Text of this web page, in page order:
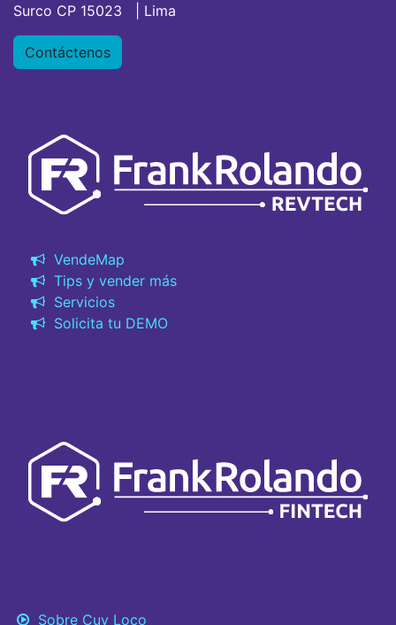
Surco CP 15023 | Lima
Contáctenos
VendeMap
Tips y vender más
Servicios
Solicita tu DEMO
Sobre Cuy Loco